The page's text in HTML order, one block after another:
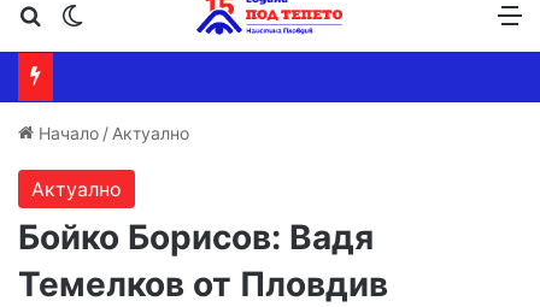
Търсене ...
Начало / Актуално
Актуално
Бойко Борисов: Вадя
Темелков от Пловдив